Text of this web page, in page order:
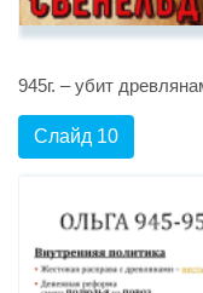
945г. – убит
Слайд 10